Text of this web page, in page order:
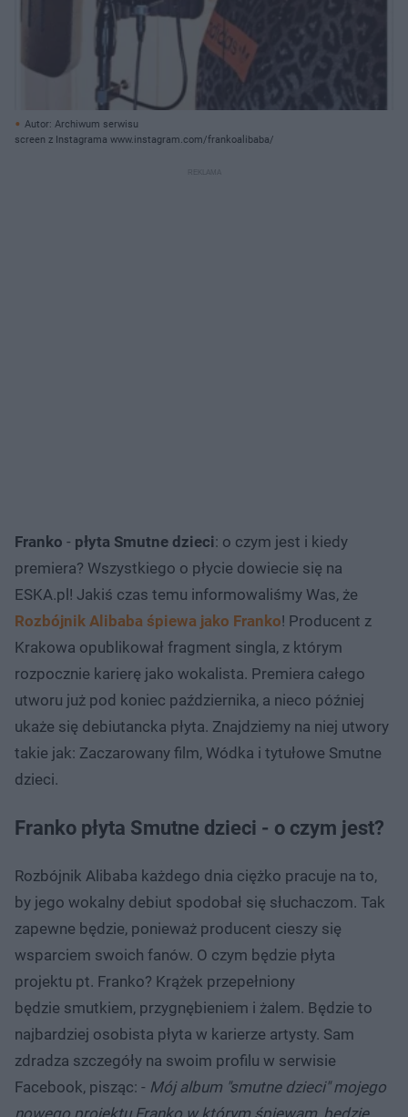
Autor: Archiwum serwisu
screen z Instagrama www.instagram.com/frankoalibaba/
Franko - płyta Smutne dzieci: o czym jest i kiedy
premiera? Wszystkiego o płycie dowiecie się na
ESKA.pl! Jakiś czas temu informowaliśmy Was, że
Rozbójnik Alibaba śpiewa jako Franko! Producent z
Krakowa opublikował fragment singla, z którym
rozpocznie karierę jako wokalista. Premiera całego
utworu już pod koniec października, a nieco później
ukaże się debiutancka płyta. Znajdziemy na niej utwory
takie jak: Zaczarowany film, Wódka i tytułowe Smutne
dzieci.
Franko płyta Smutne dzieci - o czym jest?
Rozbójnik Alibaba każdego dnia ciężko pracuje na to,
by jego wokalny debiut spodobał się słuchaczom. Tak
zapewne będzie, ponieważ producent cieszy się
wsparciem swoich fanów. O czym będzie płyta
projektu pt. Franko? Krążek przepełniony
będzie smutkiem, przygnębieniem i żalem. Będzie to
najbardziej osobista płyta w karierze artysty. Sam
zdradza szczegóły na swoim profilu w serwisie
Facebook, pisząc: - Mój album "smutne dzieci" mojego
nowego projektu Franko w którym śpiewam, będzie